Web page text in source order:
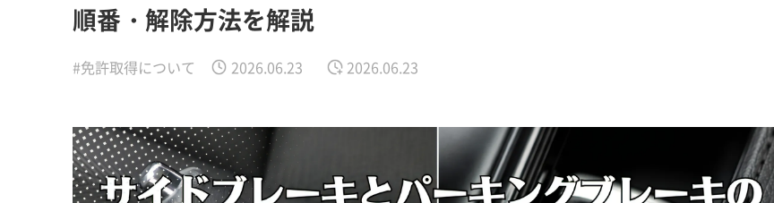
順番・解除方法を解説
#免許取得について 2026.06.23 2026.06.23